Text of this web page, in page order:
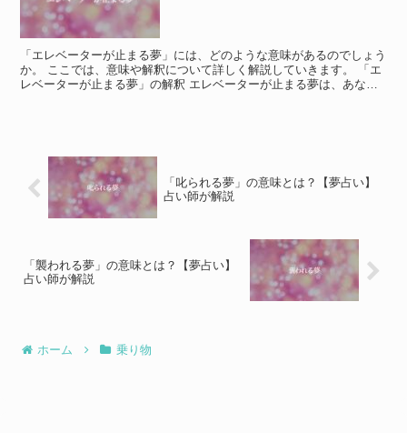
「エレベーターが止まる夢」には、どのような意味があるのでしょう
か。 ここでは、意味や解釈について詳しく解説していきます。 「エ
レベーターが止まる夢」の解釈 エレベーターが止まる夢は、あなた
「叱られる夢」の意味とは？【夢占い】
占い師が解説
「襲われる夢」の意味とは？【夢占い】
占い師が解説
ホーム 乗り物